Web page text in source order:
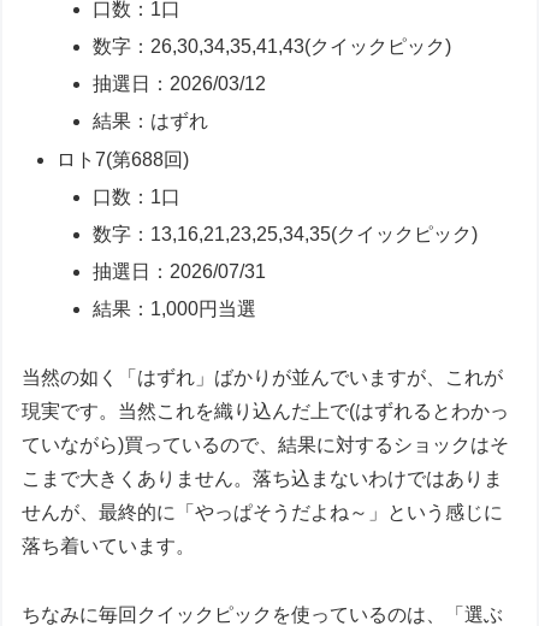
口数：1口
数字：26,30,34,35,41,43(クイックピック)
抽選日：2026/03/12
結果：はずれ
ロト7(第688回)
口数：1口
数字：13,16,21,23,25,34,35(クイックピック)
抽選日：2026/07/31
結果：1,000円当選
当然の如く「はずれ」ばかりが並んでいますが、これが
現実です。当然これを織り込んだ上で(はずれるとわかっ
ていながら)買っているので、結果に対するショックはそ
こまで大きくありません。落ち込まないわけではありま
せんが、最終的に「やっぱそうだよね～」という感じに
落ち着いています。
ちなみに毎回クイックピックを使っているのは、「選ぶ